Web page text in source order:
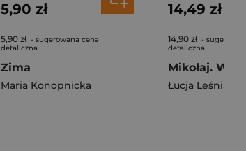
5,90 zł
5,90 zł - sugerowana cena
detaliczna
Zima
Maria Konopnicka
14,49 zł
14,90 zł -
detaliczna
Mikołaj.
Łucja Leśniak